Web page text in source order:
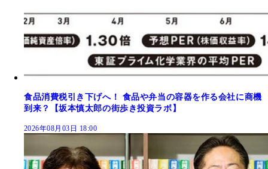
食品消費税引き下げへ！ 食品や弁当の容器を作る会社に商機
到来？【坂本慎太郎の街歩き投資ラボ】
2026年08月03日 18:00